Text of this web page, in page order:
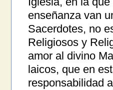
enseñanza van
Sacerdotes, no
Religiosos y
amor al divino
laicos, que en
responsabilidad